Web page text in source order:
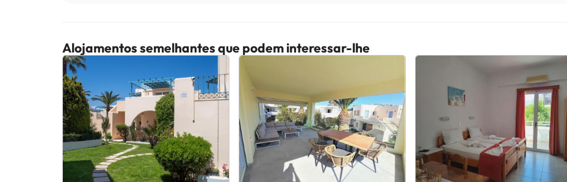
Alojamentos semelhantes que podem interessar-lhe